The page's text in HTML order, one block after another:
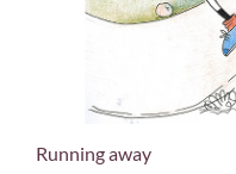
Running away